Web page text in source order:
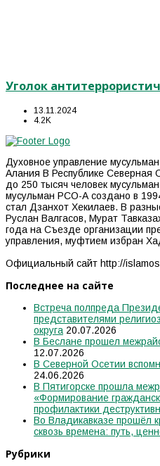
Уголок
13.11.2024
4.2K
Духовное управление
Алания В Республике Северная
до 250 тысяч человек
мусульман РСО-А создано в
стал Дзанхот Хекилаев. В
Руслан Валгасов, Мурат
года на Съезде организации
управления, муфтием избран
Официальный сайт http://
Последнее на сайте
Встреча полпреда
представителями
округа 20.07.2026
В Беслане прошел
12.07.2026
В Северной Осетии
24.06.2026
В Пятигорске прошла
«Формирование
профилактики
Во Владикавказе прошёл
сквозь времена: путь,
Рубрики